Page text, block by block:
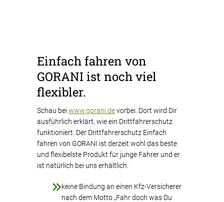
Einfach fahren von
GORANI ist noch viel
flexibler.
Schau bei www.gorani.devorbei. Dort wird Dir
ausführlich erklärt, wie ein Drittfahrerschutz
funktioniert. Der Drittfahrerschutz Einfach
fahren von GORANI ist derzeit wohl das beste
und flexibelste Produkt für junge Fahrer und er
ist natürlich bei uns erhältlich.
keine Bindung an einen Kfz-Versicherer
nach dem Motto „Fahr doch was Du